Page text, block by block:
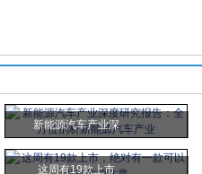
新能源汽车产业深
这周有19款上市